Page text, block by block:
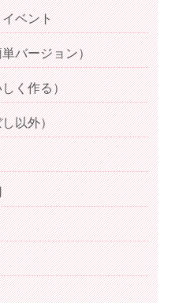
ベント
バージョン）
く作る）
以外）